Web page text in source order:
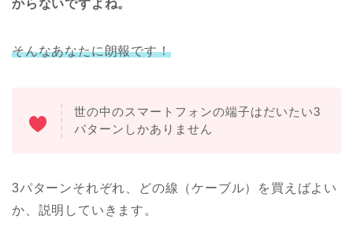
からないですよね。
そんなあなたに朗報です！
世の中のスマートフォンの端子はだいたい3
パターンしかありません
3パターンそれぞれ、どの線（ケーブル）を買えばよい
か、説明していきます。